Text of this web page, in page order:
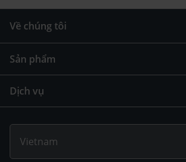
Về chúng tôi
Sản phẩm
Dịch vụ
Vietnam